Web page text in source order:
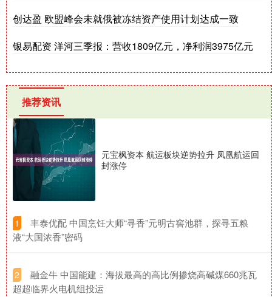
创达盈 欧盟峰会未就俄被冻结资产使用计划达成一致
银易配资 洋河三季报：营收1809亿元，净利润3975亿元
推荐资讯
元宝枫资本 航运板块逆势拉升 凤凰航运回
封涨停
1
​丰泰优配 中国烹饪大师“寻香”元明古窖池群，探寻五粮
液“大国浓香”密码
2
​融金牛 中国能建：海拔最高的高比例掺烧高碱煤660兆瓦
超超临界火电机组投运